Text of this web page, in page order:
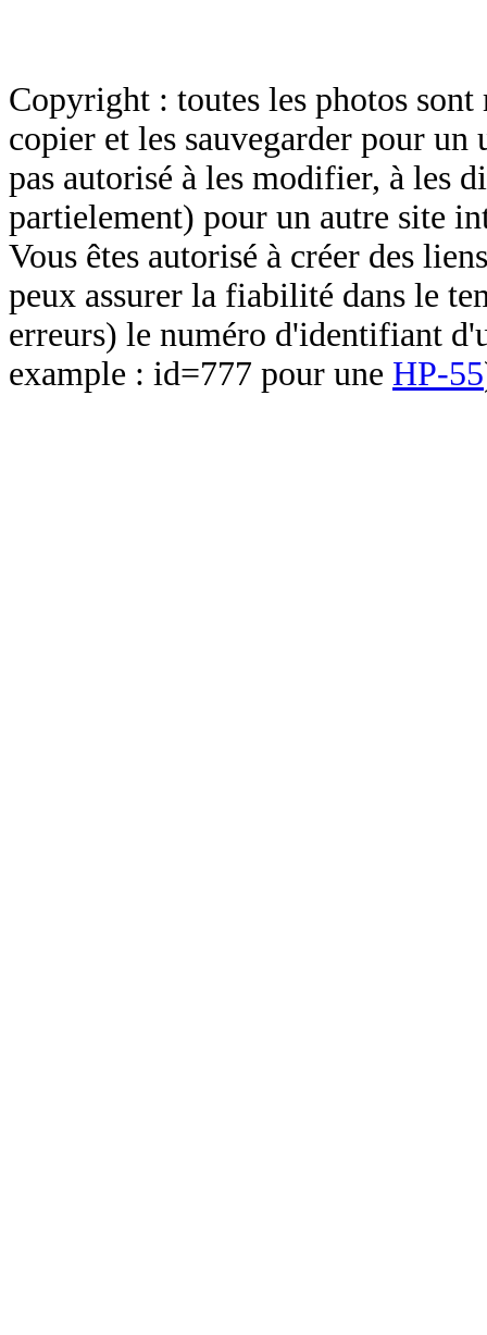
Copyright : toutes les photos sont
copier et les sauvegarder pour un
pas autorisé à les modifier, à les
partielement) pour un autre site
Vous êtes autorisé à créer des
peux assurer la fiabilité dans le
erreurs) le numéro d'identifiant
example : id=777 pour une HP-55